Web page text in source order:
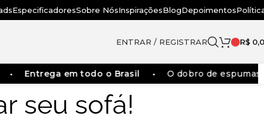
EspecificadoresSobre NósInspiraçõesBlogDepoimentos
ENTRAR / REGISTRAR R$
Entrega em todo o Brasil O dobro de espumas
seu sofá!